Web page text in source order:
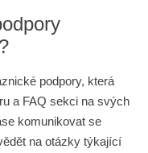
podpory, která
a FAQ sekci na svých
komunikovat se
na otázky týkající